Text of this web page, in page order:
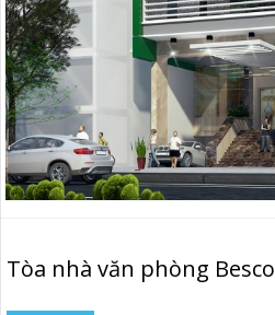
Tòa nhà văn phòng Besco